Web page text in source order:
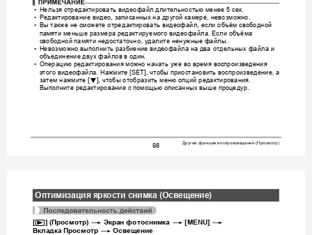
• Нельзя отредактировать видеофайл длительностью менее 5 сек.
• Редактирование видео, записанных на другой камере, невозможно.
• Вы также не сможете отредактировать видеофайл, если объём свободной
памяти меньше размера редактируемого видеофайла. Если объёма
свободной памяти недостаточно, удалите ненужные файлы.
• Невозможно выполнить разбиение видеофайла на два отдельных файла и
объединение двух файлов в один.
•
Операцию редактирования можно начать уже во время воспроизведения
этого видеофайла. Нажмите [SET], чтобы приостановить воспроизведение, а
затем нажмите 2 ], чтобы отобразить меню опций редактирования.
Выполните редактирование с помощью описанных выше процедур.
Другие функции воспроизведения (Просмотр)
98
Оптимизация яркости снимка (Освещение)
p ] (Просмотр) * Экран фотоснимка * [MENU] *
Вкладка Просмотр * Освещение